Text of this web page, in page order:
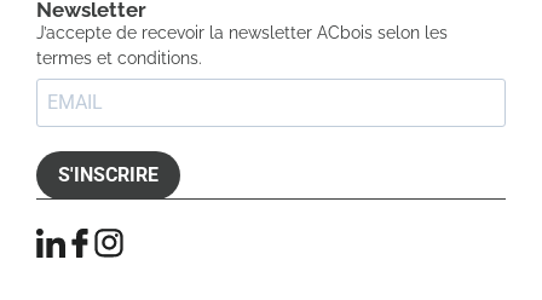
Newsletter​
J’accepte de recevoir la newsletter ACbois selon les
termes et conditions.
S'INSCRIRE